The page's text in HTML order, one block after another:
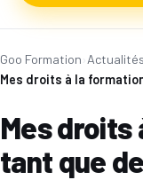
Goo Formation Actualités
Mes droits à la
Mes droits
tant que